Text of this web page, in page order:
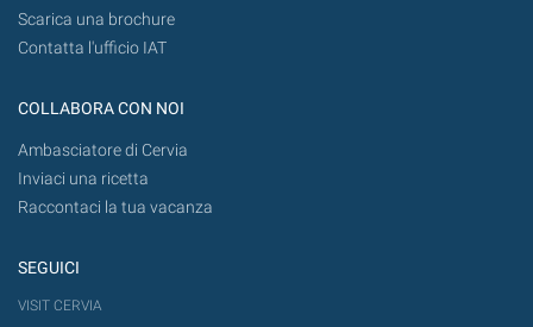
Scarica una brochure
Contatta l'ufficio IAT
COLLABORA CON NOI
Ambasciatore di Cervia
Inviaci una ricetta
Raccontaci la tua vacanza
SEGUICI
VISIT CERVIA